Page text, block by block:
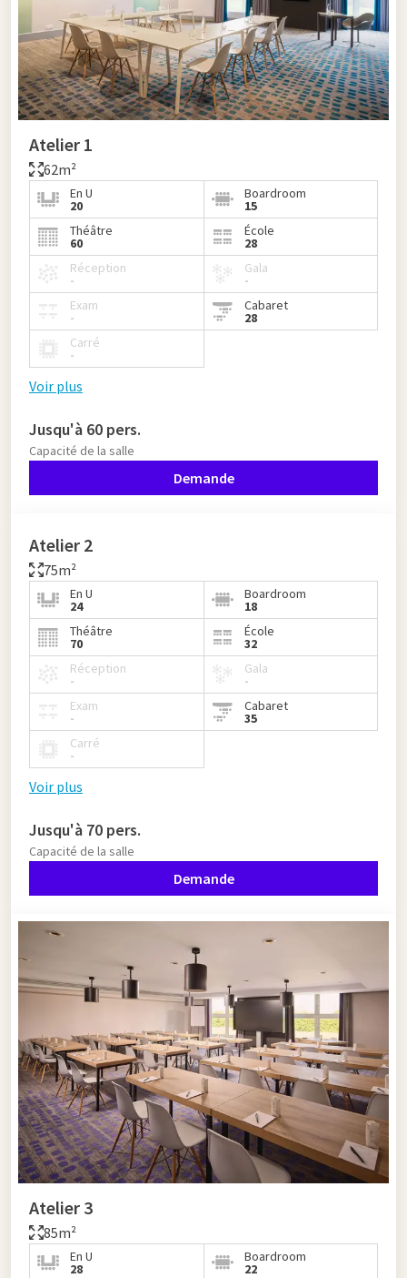
Atelier 1
62m²
En U
20
Boardroom
15
Théâtre
60
École
28
Réception
-
Gala
-
Exam
-
Cabaret
28
Carré
-
Voir plus
Jusqu'à 60 pers.
Capacité de la salle
Demande
Atelier 2
75m²
En U
24
Boardroom
18
Théâtre
70
École
32
Réception
-
Gala
-
Exam
-
Cabaret
35
Carré
-
Voir plus
Jusqu'à 70 pers.
Capacité de la salle
Demande
Atelier 3
85m²
En U
28
Boardroom
22